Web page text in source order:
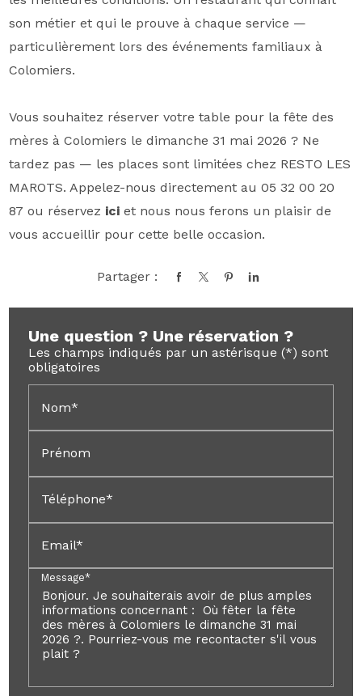
son métier et qui le prouve à chaque service —
particulièrement lors des événements familiaux à
Colomiers.
Vous souhaitez réserver votre table pour la fête des
mères à Colomiers le dimanche 31 mai 2026 ? Ne
tardez pas — les places sont limitées chez RESTO LES
MAROTS. Appelez-nous directement au 05 32 00 20
87 ou réservez ici et nous nous ferons un plaisir de
vous accueillir pour cette belle occasion.
Partager :
Une question ? Une réservation ?
Les champs indiqués par un astérisque (*) sont
obligatoires
Nom*
Prénom
Téléphone*
Email*
Message*